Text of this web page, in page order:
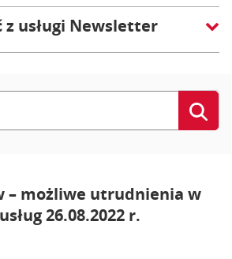
z usługi Newsletter
– możliwe utrudnienia w
26.08.2022 r.